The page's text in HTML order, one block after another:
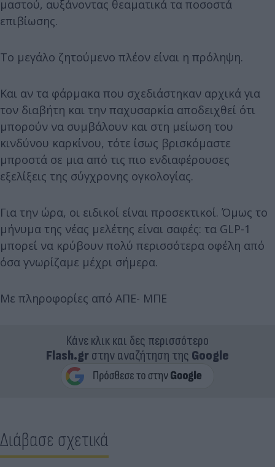
μαστού, αυξάνοντας θεαματικά τα ποσοστά
επιβίωσης.
Το μεγάλο ζητούμενο πλέον είναι η πρόληψη.
Και αν τα φάρμακα που σχεδιάστηκαν αρχικά για
τον διαβήτη και την παχυσαρκία αποδειχθεί ότι
μπορούν να συμβάλουν και στη μείωση του
κινδύνου καρκίνου, τότε ίσως βρισκόμαστε
μπροστά σε μια από τις πιο ενδιαφέρουσες
εξελίξεις της σύγχρονης ογκολογίας.
Για την ώρα, οι ειδικοί είναι προσεκτικοί. Όμως το
μήνυμα της νέας μελέτης είναι σαφές: τα GLP-1
μπορεί να κρύβουν πολύ περισσότερα οφέλη από
όσα γνωρίζαμε μέχρι σήμερα.
Με πληροφορίες από ΑΠΕ- ΜΠΕ
Κάνε κλικ και δες περισσότερο
Flash.grστην αναζήτηση της Google
Διάβασε σχετικά